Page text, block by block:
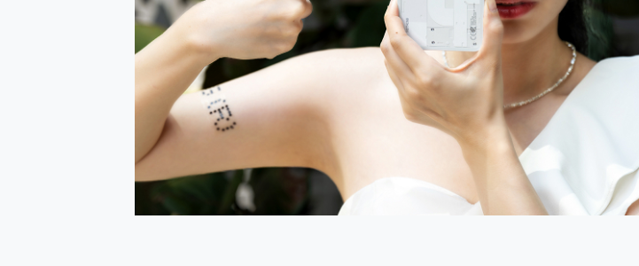
開箱~變身「蜘蛛人」椅子軍師！MSI MPG 491CQP QD-OLED
iPhone 17 系列 有認證的防護來囉！ imos 首家導入 UL MCV 行
DJI Osmo Pocket 3 爽爽帶回家 歡慶 EaseUS 21 週年到來，「
小巧好吸不擋鏡頭 有Qi2認證的 ONPRO MagReact MXs2
會走動的冷暖氣 SONY REON POCKET PRO 穿戴式智慧冷暖調溫
寶可夢飛人外掛iToolab AnyGo全新升級，GO Fest 五折優惠嗨翻
百倍變焦實測~ vivo X200 Pro 與 S25 Ultra 誰能滿足全場景拍攝
超好用的 PLAUD NotePin AI 智慧錄音膠囊~ 您的AI 秘書已上線
COMPUTEX 2025 來囉！AGI亞奇雷 AI・Gaming・創作儲存方案
自帶線的 有線無線都能充 ONPRO MagReact M5 10000mAh 5合
飛利浦 JS7310 ⚡【電急便｜行動儲能救車電源】 可靠的旅行夥
是螢幕也是電視! 一機超多用途「MSI微星 Modern